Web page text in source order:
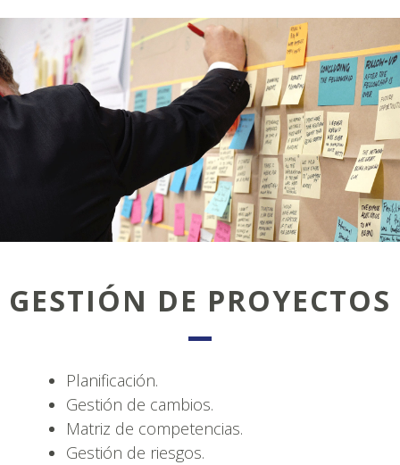
GESTIÓN DE PROYECTOS
Planificación.
Gestión de cambios.
Matriz de competencias.
Gestión de riesgos.